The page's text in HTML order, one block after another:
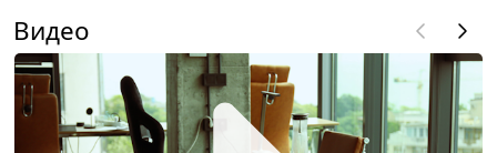
Видео